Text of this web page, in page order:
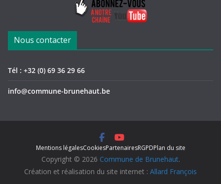
Nous contacter
Tél : +32 (0) 69 36 29 66
info@commune-brunehaut.be
Mentions légalesCookiesPartenairesRGPDPlan du site
Copyright © 2026 Commune de Brunehaut.
Création et réalisation du site internet : Allard François